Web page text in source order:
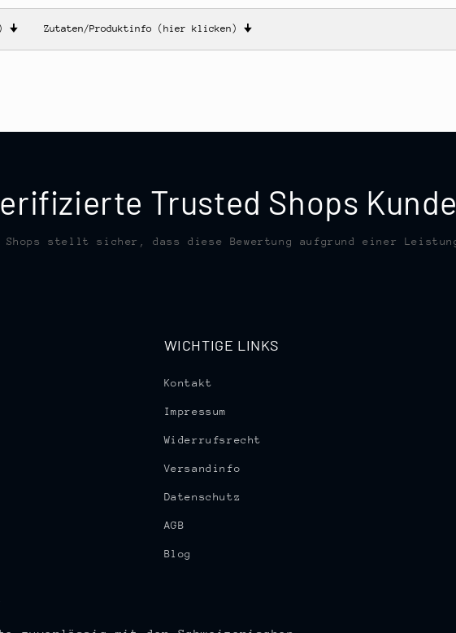
🠋 Zutaten/Produktinfo (hier klicken) 🠋
Trusted Shops
Shops stellt sicher, dass diese Bewertung aufgrund einer Leistung
WICHTIGE LINKS
Kontakt
Impressum
Widerrufsrecht
Versandinfo
Datenschutz
AGB
Blog